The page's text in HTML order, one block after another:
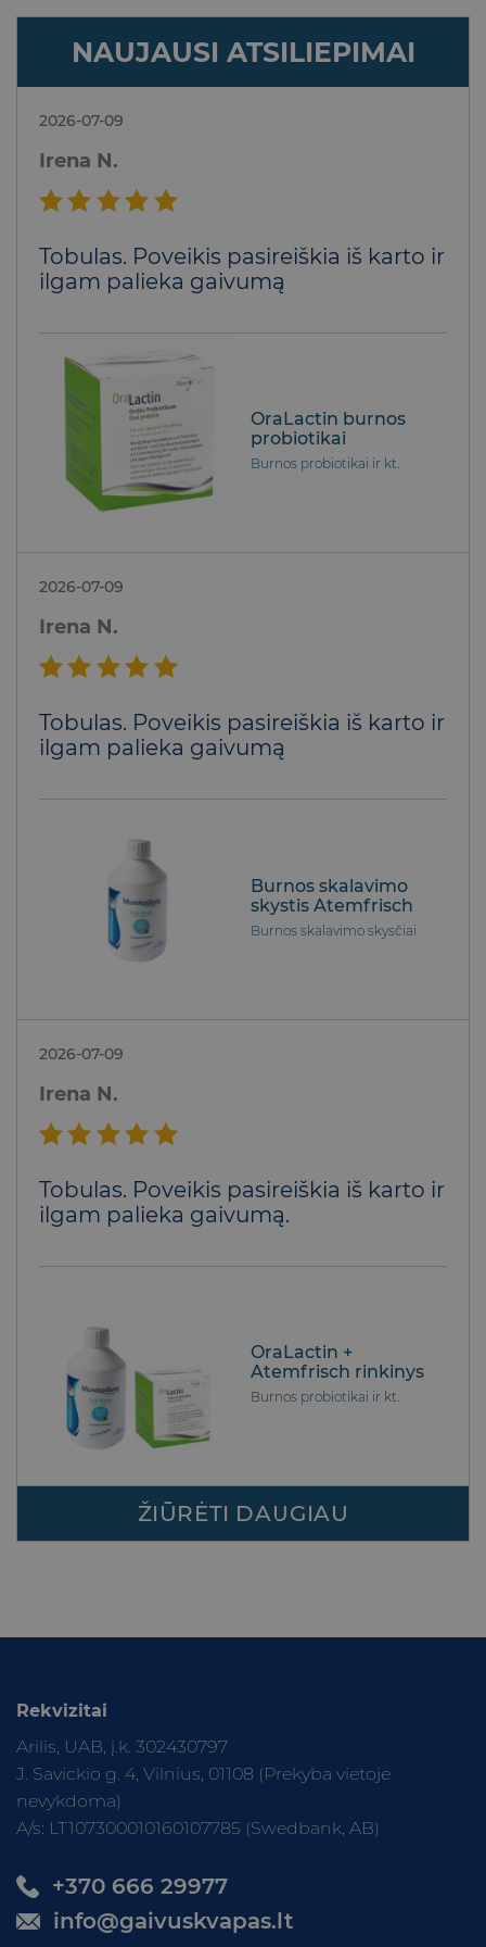
NAUJAUSI ATSILIEPIMAI
2026-07-09
Irena N.
5iš 5
Tobulas. Poveikis pasireiškia iš karto ir
ilgam palieka gaivumą
OraLactin burnos
probiotikai
Burnos probiotikai ir kt.
2026-07-09
Irena N.
5iš 5
Tobulas. Poveikis pasireiškia iš karto ir
ilgam palieka gaivumą
Burnos skalavimo
skystis Atemfrisch
Burnos skalavimo skysčiai
2026-07-09
Irena N.
5iš 5
Tobulas. Poveikis pasireiškia iš karto ir
ilgam palieka gaivumą.
OraLactin +
Atemfrisch rinkinys
Burnos probiotikai ir kt.
ŽIŪRĖTI DAUGIAU
Rekvizitai
Arilis, UAB, į.k. 302430797
J. Savickio g. 4, Vilnius, 01108 (Prekyba vietoje
nevykdoma)
A/s: LT107300010160107785 (Swedbank, AB)
+370 666 29977
info@gaivuskvapas.lt